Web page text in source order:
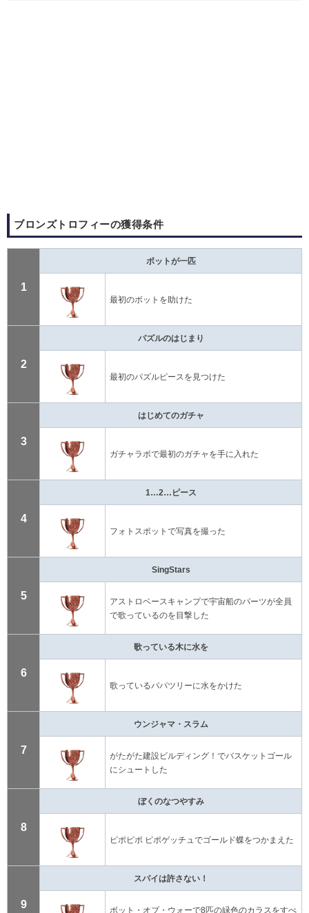
ブロンズトロフィーの獲得条件
1
ボットが一匹
最初のボットを助けた
2
パズルのはじまり
最初のパズルピースを見つけた
3
はじめてのガチャ
ガチャラボで最初のガチャを手に入れた
4
1…2…ピース
フォトスポットで写真を撮った
5
SingStars
アストロベースキャンプで宇宙船のパーツが全員
で歌っているのを目撃した
6
歌っている木に水を
歌っているパパツリーに水をかけた
7
ウンジャマ・スラム
がたがた建設ビルディング！でバスケットゴール
にシュートした
8
ぼくのなつやすみ
ピポピポ ピポゲッチュでゴールド蝶をつかまえた
9
スパイは許さない！
ボット・オブ・ウォーで8匹の緑色のカラスをすべ